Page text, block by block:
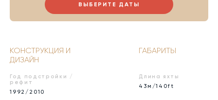
ВЫБЕРИТЕ ДАТЫ
КОНСТРУКЦИЯ И
ДИЗАЙН
Год подстройки /
рефит
1992/2010
ГАБАРИТЫ
Длина яхты
43м/140ft